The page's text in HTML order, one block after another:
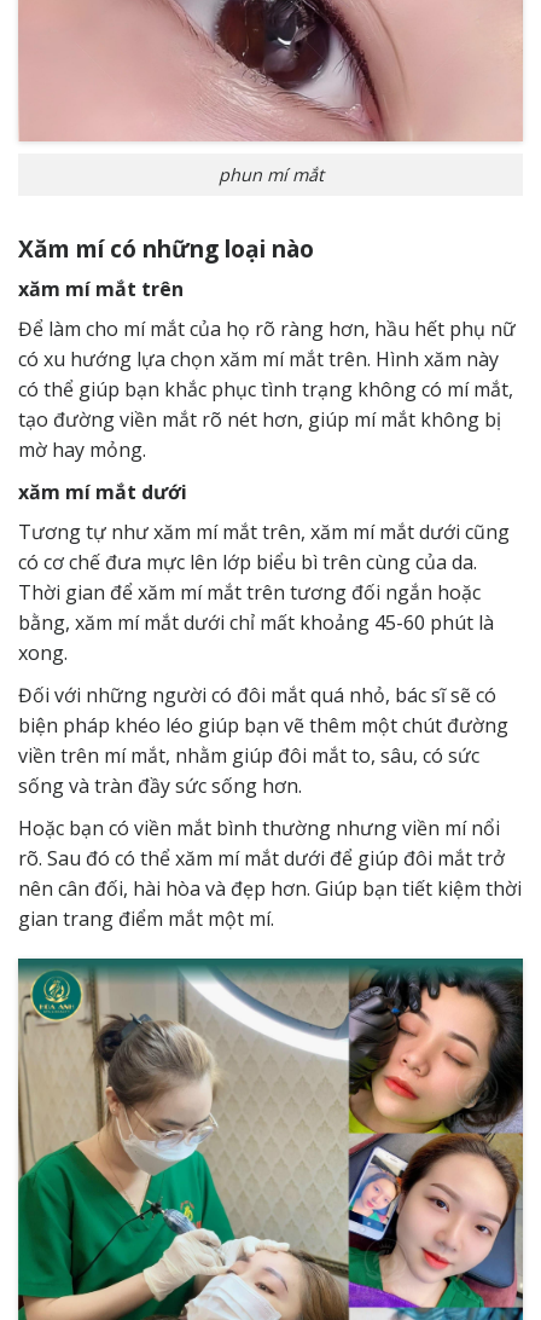
phun mí mắt
Xăm mí có những loại nào
xăm mí mắt trên
Để làm cho mí mắt của họ rõ ràng hơn, hầu hết phụ nữ
có xu hướng lựa chọn xăm mí mắt trên. Hình xăm này
có thể giúp bạn khắc phục tình trạng không có mí mắt,
tạo đường viền mắt rõ nét hơn, giúp mí mắt không bị
mờ hay mỏng.
xăm mí mắt dưới
Tương tự như xăm mí mắt trên, xăm mí mắt dưới cũng
có cơ chế đưa mực lên lớp biểu bì trên cùng của da.
Thời gian để xăm mí mắt trên tương đối ngắn hoặc
bằng, xăm mí mắt dưới chỉ mất khoảng 45-60 phút là
xong.
Đối với những người có đôi mắt quá nhỏ, bác sĩ sẽ có
biện pháp khéo léo giúp bạn vẽ thêm một chút đường
viền trên mí mắt, nhằm giúp đôi mắt to, sâu, có sức
sống và tràn đầy sức sống hơn.
Hoặc bạn có viền mắt bình thường nhưng viền mí nổi
rõ. Sau đó có thể xăm mí mắt dưới để giúp đôi mắt trở
nên cân đối, hài hòa và đẹp hơn. Giúp bạn tiết kiệm thời
gian trang điểm mắt một mí.